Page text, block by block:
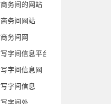
务间的网站
务间网站
务间网
字间信息平台
字间信息网
字间信息